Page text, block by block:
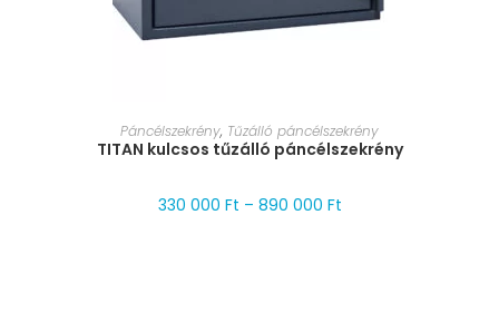
MÉRET VÁLASZTÁSA
Páncélszekrény, Tűzálló páncélszekrény
TITAN kulcsos tűzálló páncélszekrény
330 000 Ft – 890 000 Ft